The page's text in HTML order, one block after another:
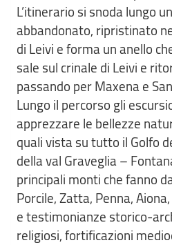
L’itinerario si snoda lungo
abbandonato, ripristinato
di Leivi e forma un anello
sale sul crinale di Leivi e
passando per Maxena e
Lungo il percorso gli
apprezzare le bellezze
quali vista su tutto il Golfo
della val Graveglia –
principali monti che fanno
Porcile, Zatta, Penna,
e testimonianze storico-
religiosi, fortificazioni